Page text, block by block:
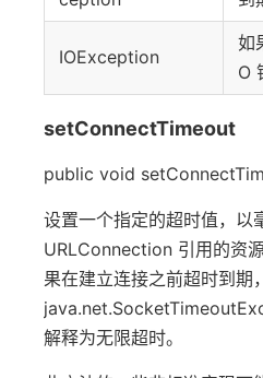
IOException
如
O
setConnectTimeout
public void
设置一个指定的超时值，以
URLConnection 引用的资
果在建立连接之前超时到期
解释为无限超时。